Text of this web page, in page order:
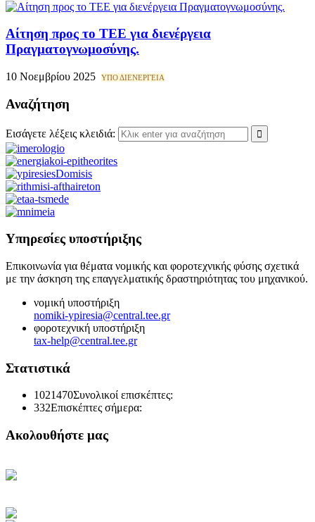
Αίτηση προς το ΤΕΕ για διενέργεια
Πραγματογνωμοσύνης.
10 Νοεμβρίου 2025 ΥΠΟ ΔΙΕΝΕΡΓΕΙΑ
Αναζήτηση
Εισάγετε λέξεις κλειδιά:
Υπηρεσίες υποστήριξης
Επικοινωνία για θέματα νομικής και φοροτεχνικής φύσης σχετικά
με την άσκηση της επαγγελματικής δραστηριότητας του μηχανικού.
νομική υποστήριξη
nomiki-ypiresia@central.tee.gr
φοροτεχνική υποστήριξη
tax-help@central.tee.gr
Στατιστικά
1021470Συνολικοί επισκέπτες:
332Επισκέπτες σήμερα:
Ακολουθήστε μας